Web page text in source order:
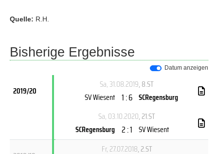
Quelle: R.H.
Bisherige Ergebnisse
Datum anzeigen
2019/20
Sa, 31.08.2019, 8.ST
SV Wiesent 1 : 6 SCRegensburg
Sa, 03.10.2020, 21.ST
SCRegensburg 2 : 1 SV Wiesent
Fr, 27.07.2018, 2.ST